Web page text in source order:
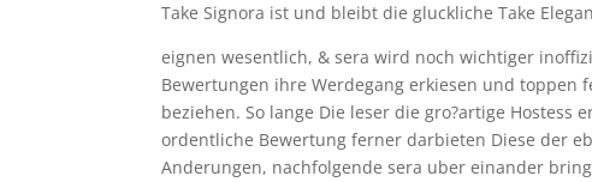
Take Signora ist und bleibt die gluckliche Take
eignen wesentlich, & sera wird noch wichtiger
Bewertungen ihre Werdegang erkiesen und
beziehen. So lange Die leser die gro?artige
ordentliche Bewertung ferner darbieten Diese der
Anderungen, nachfolgende sera uber einander